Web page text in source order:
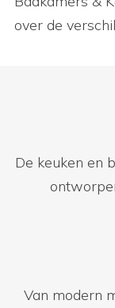
over de
De keuken en
Van modern